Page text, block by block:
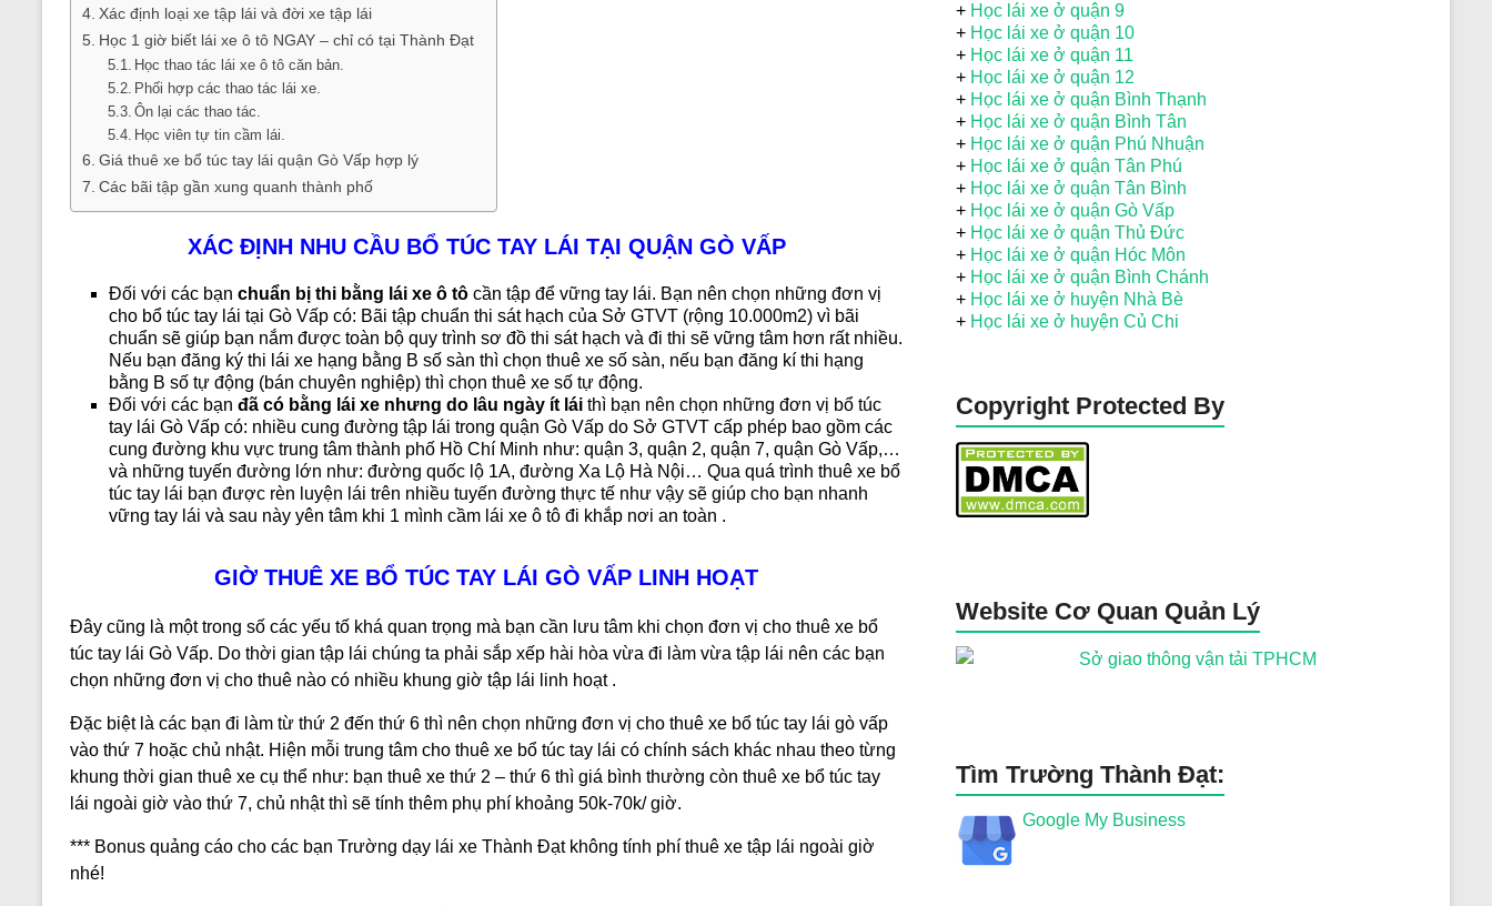
Xác định loại xe tập lái và đời xe tập lái
Học 1 giờ biết lái xe ô tô NGAY – chỉ có tại Thành Đạt
Học thao tác lái xe ô tô căn bản.
Phối hợp các thao tác lái xe.
Ôn lại các thao tác.
Học viên tự tin cầm lái.
Giá thuê xe bổ túc tay lái quận Gò Vấp hợp lý
Các bãi tập gần xung quanh thành phố
XÁC ĐỊNH NHU CẦU BỔ TÚC TAY LÁI TẠI QUẬN GÒ VẤP
Đối với các bạn chuẩn bị thi bằng lái xe ô tô cần tập để vững tay lái. Bạn nên chọn những đơn vị
cho bổ túc tay lái tại Gò Vấp có: Bãi tập chuẩn thi sát hạch của Sở GTVT (rộng 10.000m2) vì bãi
chuẩn sẽ giúp bạn nắm được toàn bộ quy trình sơ đồ thi sát hạch và đi thi sẽ vững tâm hơn rất nhiều.
Nếu bạn đăng ký thi lái xe hạng bằng B số sàn thì chọn thuê xe số sàn, nếu bạn đăng kí thi hạng
bằng B số tự động (bán chuyên nghiệp) thì chọn thuê xe số tự động.
Đối với các bạn đã có bằng lái xe nhưng do lâu ngày ít lái thì bạn nên chọn những đơn vị bổ túc
tay lái Gò Vấp có: nhiều cung đường tập lái trong quận Gò Vấp do Sở GTVT cấp phép bao gồm các
cung đường khu vực trung tâm thành phố Hồ Chí Minh như: quận 3, quận 2, quận 7, quận Gò Vấp,…
và những tuyến đường lớn như: đường quốc lộ 1A, đường Xa Lộ Hà Nội… Qua quá trình thuê xe bổ
túc tay lái bạn được rèn luyện lái trên nhiều tuyến đường thực tế như vậy sẽ giúp cho bạn nhanh
vững tay lái và sau này yên tâm khi 1 mình cầm lái xe ô tô đi khắp nơi an toàn .
GIỜ THUÊ XE BỔ TÚC TAY LÁI GÒ VẤP LINH HOẠT
Đây cũng là một trong số các yếu tố khá quan trọng mà bạn cần lưu tâm khi chọn đơn vị cho thuê xe bổ
túc tay lái Gò Vấp. Do thời gian tập lái chúng ta phải sắp xếp hài hòa vừa đi làm vừa tập lái nên các bạn
chọn những đơn vị cho thuê nào có nhiều khung giờ tập lái linh hoạt .
Đặc biệt là các bạn đi làm từ thứ 2 đến thứ 6 thì nên chọn những đơn vị cho thuê xe bổ túc tay lái gò vấp
vào thứ 7 hoặc chủ nhật. Hiện mỗi trung tâm cho thuê xe bổ túc tay lái có chính sách khác nhau theo từng
khung thời gian thuê xe cụ thể như: bạn thuê xe thứ 2 – thứ 6 thì giá bình thường còn thuê xe bổ túc tay
lái ngoài giờ vào thứ 7, chủ nhật thì sẽ tính thêm phụ phí khoảng 50k-70k/ giờ.
*** Bonus quảng cáo cho các bạn Trường dạy lái xe Thành Đạt không tính phí thuê xe tập lái ngoài giờ
nhé!
+ Học lái xe ở quận 9
+ Học lái xe ở quận 10
+ Học lái xe ở quận 11
+ Học lái xe ở quận 12
+ Học lái xe ở quận Bình Thạnh
+ Học lái xe ở quận Bình Tân
+ Học lái xe ở quận Phú Nhuận
+ Học lái xe ở quận Tân Phú
+ Học lái xe ở quận Tân Bình
+ Học lái xe ở quận Gò Vấp
+ Học lái xe ở quận Thủ Đức
+ Học lái xe ở quận Hóc Môn
+ Học lái xe ở quận Bình Chánh
+ Học lái xe ở huyện Nhà Bè
+ Học lái xe ở huyện Củ Chi
Copyright Protected By
Website Cơ Quan Quản Lý
Tìm Trường Thành Đạt:
Google My Business